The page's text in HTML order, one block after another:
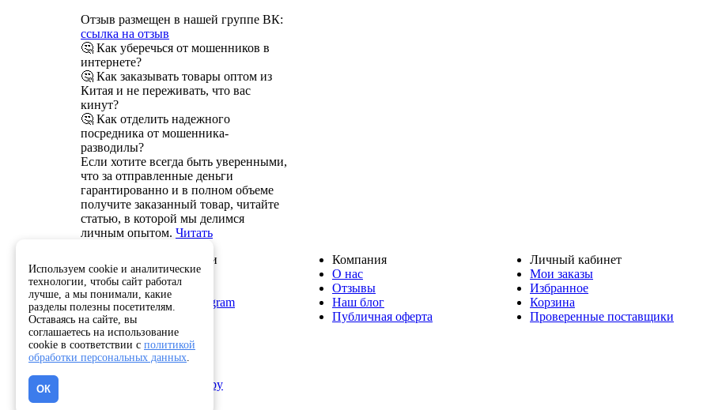
Отзыв размещен в нашей группе ВК:
ссылка на отзыв
🤔 Как уберечься от мошенников в
интернете?
🤔 Как заказывать товары оптом из
Китая и не переживать, что вас
кинут?
🤔 Как отделить надежного
посредника от мошенника-
разводилы?
Если хотите всегда быть уверенными,
что за отправленные деньги
гарантированно и в полном объеме
получите заказанный товар, читайте
статью, в которой мы делимся
личным опытом. Читать
Служба поддержки
8 800 222-82-50
info@optkitai.com
Наш бот в Telegram
Компания
О нас
Отзывы
Наш блог
Публичная оферта
Личный кабинет
Мои заказы
Избранное
Корзина
Проверенные поставщики
Помощь
Написать директору
Используем cookie и аналитические
технологии, чтобы сайт работал
лучше, а мы понимали, какие
разделы полезны посетителям.
Оставаясь на сайте, вы
соглашаетесь на использование
cookie в соответствии с политикой
обработки персональных данных.
ОК